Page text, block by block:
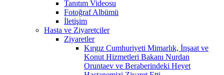
Tanıtım Videosu
Fotoğraf Albümü
İletişim
Hasta ve Ziyaretçiler
Ziyaretler
Kırgız Cumhuriyeti Mimarlık, İnşaat ve
Konut Hizmetleri Bakanı Nurdan
Oruntaev ve Beraberindeki Heyet